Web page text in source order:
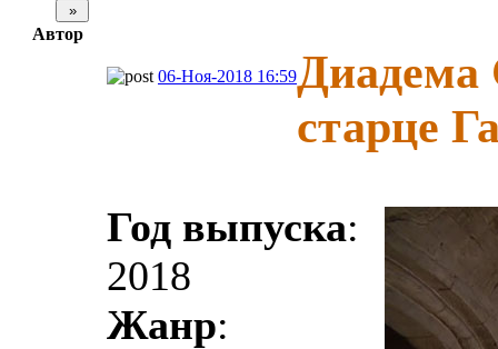
Автор
06-Ноя-2018 16:59Диадема
старце
Год выпуска:
2018
Жанр: